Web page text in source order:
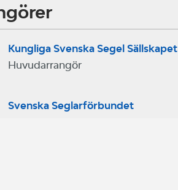
Kungliga Svenska Segel Sällskapet
Huvudarrangör
Svenska Seglarförbundet